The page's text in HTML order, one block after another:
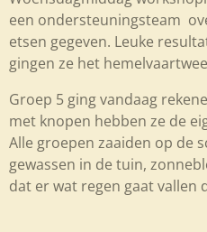
een ondersteuningsteam
etsen gegeven. Leuke
gingen ze het
Groep 5 ging vandaag
met knopen hebben ze de
Alle groepen zaaiden op de
gewassen in de tuin,
dat er wat regen gaat vallen